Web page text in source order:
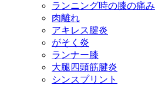
ランニング時の膝の痛み
肉離れ
アキレス腱炎
がそく炎
ランナー膝
大腿四頭筋腱炎
シンスプリント